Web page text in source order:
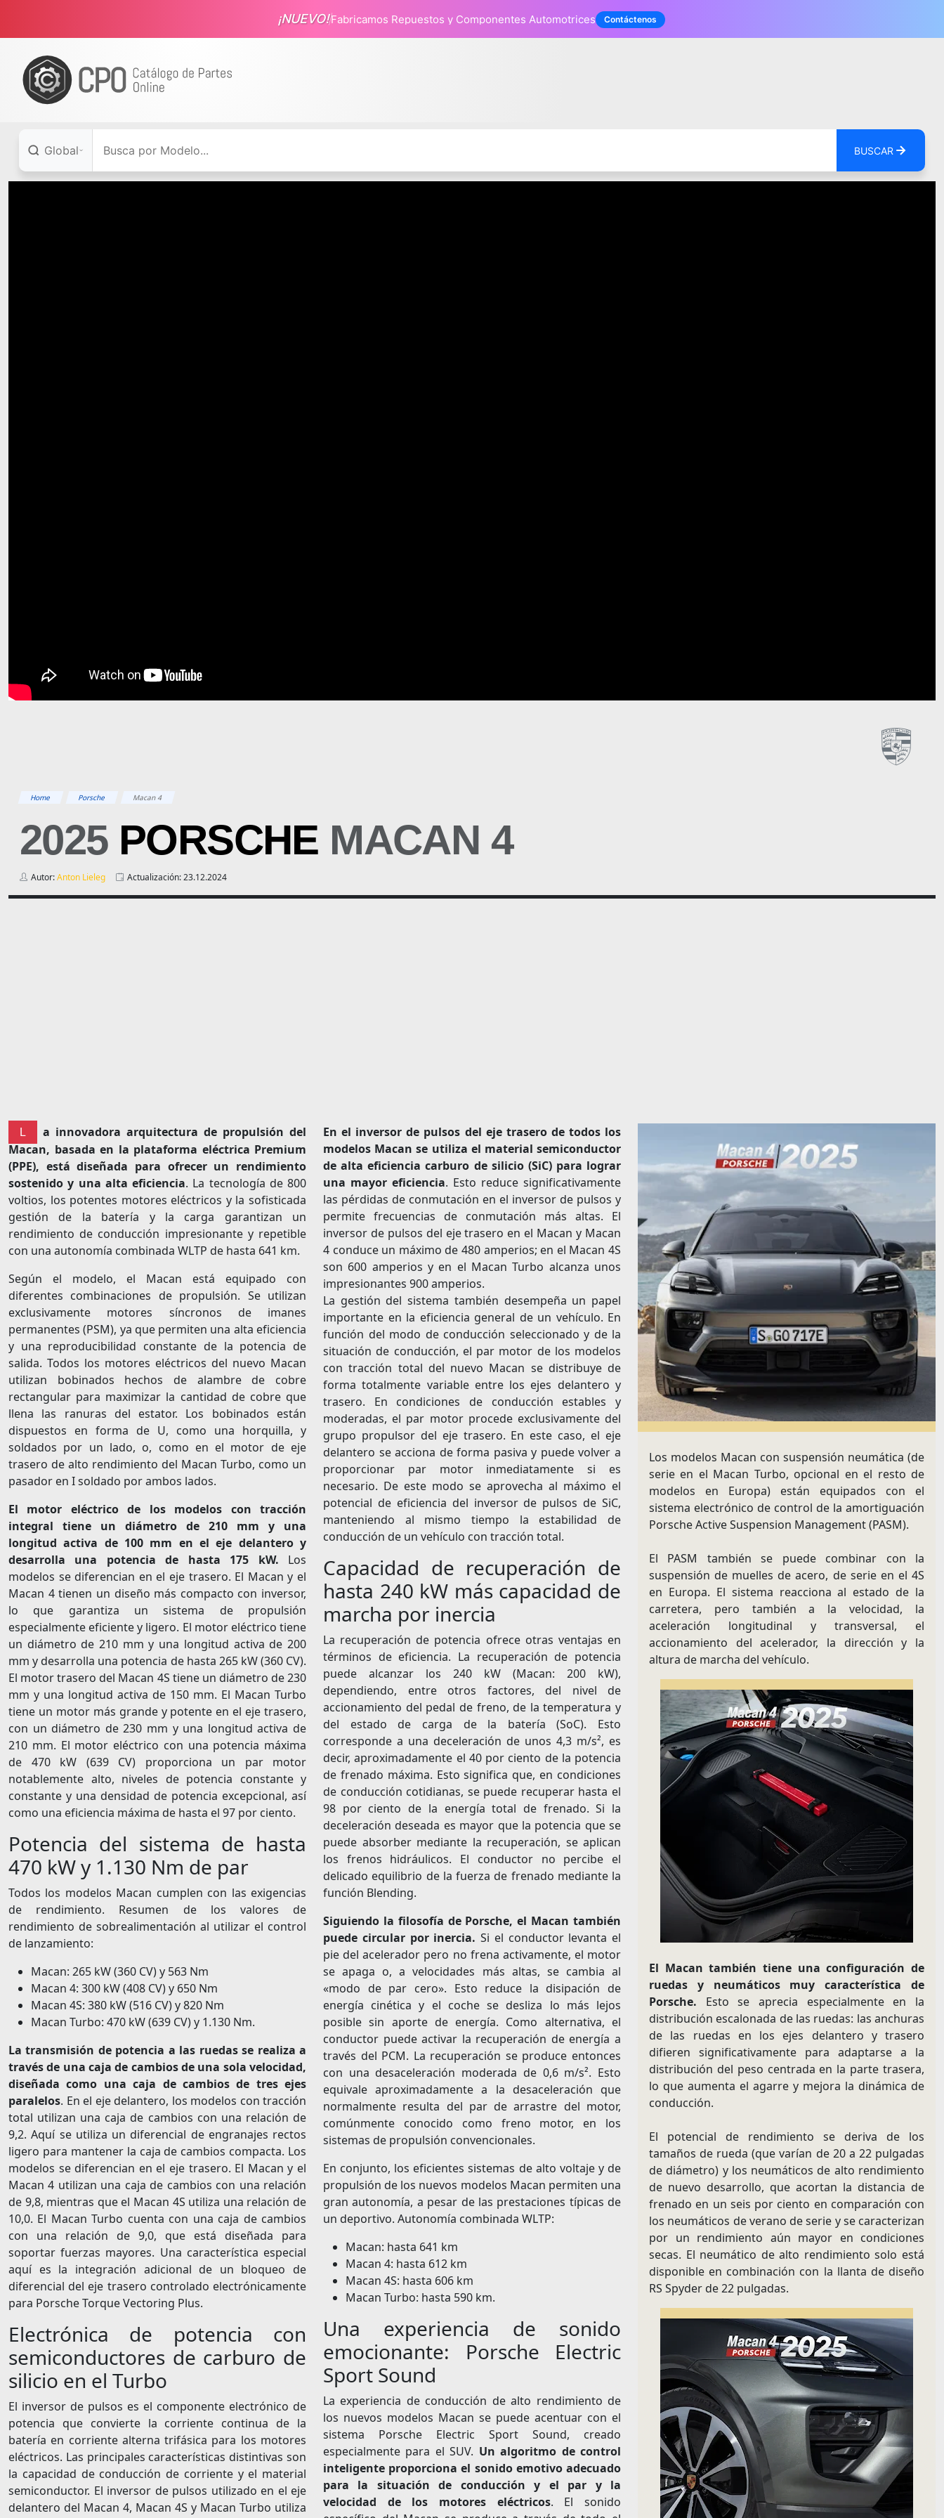
¡NUEVO!Fabricamos Repuestos y Componentes Automotrices Contáctenos
Global BUSCAR
Home Porsche Macan 4
2025 PORSCHE MACAN 4
Autor:Anton Lieleg Actualización: 23.12.2024
L
a innovadora arquitectura de propulsión del
Macan, basada en la plataforma eléctrica Premium
(PPE), está diseñada para ofrecer un rendimiento
sostenido y una alta eficiencia. La tecnología de 800
voltios, los potentes motores eléctricos y la sofisticada
gestión de la batería y la carga garantizan un
rendimiento de conducción impresionante y repetible
con una autonomía combinada WLTP de hasta 641 km.
Según el modelo, el Macan está equipado con
diferentes combinaciones de propulsión. Se utilizan
exclusivamente motores síncronos de imanes
permanentes (PSM), ya que permiten una alta eficiencia
y una reproducibilidad constante de la potencia de
salida. Todos los motores eléctricos del nuevo Macan
utilizan bobinados hechos de alambre de cobre
rectangular para maximizar la cantidad de cobre que
llena las ranuras del estator. Los bobinados están
dispuestos en forma de U, como una horquilla, y
soldados por un lado, o, como en el motor de eje
trasero de alto rendimiento del Macan Turbo, como un
pasador en I soldado por ambos lados.
El motor eléctrico de los modelos con tracción
integral tiene un diámetro de 210 mm y una
longitud activa de 100 mm en el eje delantero y
desarrolla una potencia de hasta 175 kW. Los
modelos se diferencian en el eje trasero. El Macan y el
Macan 4 tienen un diseño más compacto con inversor,
lo que garantiza un sistema de propulsión
especialmente eficiente y ligero. El motor eléctrico tiene
un diámetro de 210 mm y una longitud activa de 200
mm y desarrolla una potencia de hasta 265 kW (360 CV).
El motor trasero del Macan 4S tiene un diámetro de 230
mm y una longitud activa de 150 mm. El Macan Turbo
tiene un motor más grande y potente en el eje trasero,
con un diámetro de 230 mm y una longitud activa de
210 mm. El motor eléctrico con una potencia máxima
de 470 kW (639 CV) proporciona un par motor
notablemente alto, niveles de potencia constante y
constante y una densidad de potencia excepcional, así
como una eficiencia máxima de hasta el 97 por ciento.
Potencia del sistema de hasta
470 kW y 1.130 Nm de par
Todos los modelos Macan cumplen con las exigencias
de rendimiento. Resumen de los valores de
rendimiento de sobrealimentación al utilizar el control
de lanzamiento:
Macan: 265 kW (360 CV) y 563 Nm
Macan 4: 300 kW (408 CV) y 650 Nm
Macan 4S: 380 kW (516 CV) y 820 Nm
Macan Turbo: 470 kW (639 CV) y 1.130 Nm.
La transmisión de potencia a las ruedas se realiza a
través de una caja de cambios de una sola velocidad,
diseñada como una caja de cambios de tres ejes
paralelos. En el eje delantero, los modelos con tracción
total utilizan una caja de cambios con una relación de
9,2. Aquí se utiliza un diferencial de engranajes rectos
ligero para mantener la caja de cambios compacta. Los
modelos se diferencian en el eje trasero. El Macan y el
Macan 4 utilizan una caja de cambios con una relación
de 9,8, mientras que el Macan 4S utiliza una relación de
10,0. El Macan Turbo cuenta con una caja de cambios
con una relación de 9,0, que está diseñada para
soportar fuerzas mayores. Una característica especial
aquí es la integración adicional de un bloqueo de
diferencial del eje trasero controlado electrónicamente
para Porsche Torque Vectoring Plus.
Electrónica de potencia con
semiconductores de carburo de
silicio en el Turbo
El inversor de pulsos es el componente electrónico de
potencia que convierte la corriente continua de la
batería en corriente alterna trifásica para los motores
eléctricos. Las principales características distintivas son
la capacidad de conducción de corriente y el material
semiconductor. El inversor de pulsos utilizado en el eje
delantero del Macan 4, Macan 4S y Macan Turbo utiliza
En el inversor de pulsos del eje trasero de todos los
modelos Macan se utiliza el material semiconductor
de alta eficiencia carburo de silicio (SiC) para lograr
una mayor eficiencia. Esto reduce significativamente
las pérdidas de conmutación en el inversor de pulsos y
permite frecuencias de conmutación más altas. El
inversor de pulsos del eje trasero en el Macan y Macan
4 conduce un máximo de 480 amperios; en el Macan 4S
son 600 amperios y en el Macan Turbo alcanza unos
impresionantes 900 amperios.
La gestión del sistema también desempeña un papel
importante en la eficiencia general de un vehículo. En
función del modo de conducción seleccionado y de la
situación de conducción, el par motor de los modelos
con tracción total del nuevo Macan se distribuye de
forma totalmente variable entre los ejes delantero y
trasero. En condiciones de conducción estables y
moderadas, el par motor procede exclusivamente del
grupo propulsor del eje trasero. En este caso, el eje
delantero se acciona de forma pasiva y puede volver a
proporcionar par motor inmediatamente si es
necesario. De este modo se aprovecha al máximo el
potencial de eficiencia del inversor de pulsos de SiC,
manteniendo al mismo tiempo la estabilidad de
conducción de un vehículo con tracción total.
Capacidad de recuperación de
hasta 240 kW más capacidad de
marcha por inercia
La recuperación de potencia ofrece otras ventajas en
términos de eficiencia. La recuperación de potencia
puede alcanzar los 240 kW (Macan: 200 kW),
dependiendo, entre otros factores, del nivel de
accionamiento del pedal de freno, de la temperatura y
del estado de carga de la batería (SoC). Esto
corresponde a una deceleración de unos 4,3 m/s², es
decir, aproximadamente el 40 por ciento de la potencia
de frenado máxima. Esto significa que, en condiciones
de conducción cotidianas, se puede recuperar hasta el
98 por ciento de la energía total de frenado. Si la
deceleración deseada es mayor que la potencia que se
puede absorber mediante la recuperación, se aplican
los frenos hidráulicos. El conductor no percibe el
delicado equilibrio de la fuerza de frenado mediante la
función Blending.
Siguiendo la filosofía de Porsche, el Macan también
puede circular por inercia. Si el conductor levanta el
pie del acelerador pero no frena activamente, el motor
se apaga o, a velocidades más altas, se cambia al
«modo de par cero». Esto reduce la disipación de
energía cinética y el coche se desliza lo más lejos
posible sin aporte de energía. Como alternativa, el
conductor puede activar la recuperación de energía a
través del PCM. La recuperación se produce entonces
con una desaceleración moderada de 0,6 m/s². Esto
equivale aproximadamente a la desaceleración que
normalmente resulta del par de arrastre del motor,
comúnmente conocido como freno motor, en los
sistemas de propulsión convencionales.
En conjunto, los eficientes sistemas de alto voltaje y de
propulsión de los nuevos modelos Macan permiten una
gran autonomía, a pesar de las prestaciones típicas de
un deportivo. Autonomía combinada WLTP:
Macan: hasta 641 km
Macan 4: hasta 612 km
Macan 4S: hasta 606 km
Macan Turbo: hasta 590 km.
Una experiencia de sonido
emocionante: Porsche Electric
Sport Sound
La experiencia de conducción de alto rendimiento de
los nuevos modelos Macan se puede acentuar con el
sistema Porsche Electric Sport Sound, creado
especialmente para el SUV. Un algoritmo de control
inteligente proporciona el sonido emotivo adecuado
para la situación de conducción y el par y la
velocidad de los motores eléctricos. El sonido
Los modelos Macan con suspensión neumática (de
serie en el Macan Turbo, opcional en el resto de
modelos en Europa) están equipados con el
sistema electrónico de control de la amortiguación
Porsche Active Suspension Management (PASM).
El PASM también se puede combinar con la
suspensión de muelles de acero, de serie en el 4S
en Europa. El sistema reacciona al estado de la
carretera, pero también a la velocidad, la
aceleración longitudinal y transversal, el
accionamiento del acelerador, la dirección y la
altura de marcha del vehículo.
El Macan también tiene una configuración de
ruedas y neumáticos muy característica de
Porsche. Esto se aprecia especialmente en la
distribución escalonada de las ruedas: las anchuras
de las ruedas en los ejes delantero y trasero
difieren significativamente para adaptarse a la
distribución del peso centrada en la parte trasera,
lo que aumenta el agarre y mejora la dinámica de
conducción.
El potencial de rendimiento se deriva de los
tamaños de rueda (que varían de 20 a 22 pulgadas
de diámetro) y los neumáticos de alto rendimiento
de nuevo desarrollo, que acortan la distancia de
frenado en un seis por ciento en comparación con
los neumáticos de verano de serie y se caracterizan
por un rendimiento aún mayor en condiciones
secas. El neumático de alto rendimiento solo está
disponible en combinación con la llanta de diseño
RS Spyder de 22 pulgadas.